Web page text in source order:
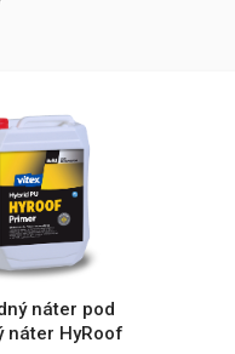
náter pod
náter HyRoof